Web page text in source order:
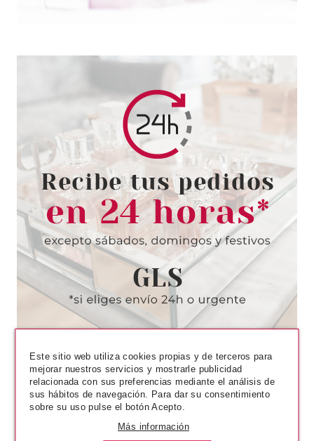
LAURA BIAGIOTTI
LAURA BIAGIOTTI LAURA EDT
25 ML
Pvr 45.00€
-56%
desde
19.95€
LAURA BIAGIOTTI
Este sitio web utiliza cookies propias y de terceros para
mejorar nuestros servicios y mostrarle publicidad
relacionada con sus preferencias mediante el análisis de
sus hábitos de navegación. Para dar su consentimiento
sobre su uso pulse el botón Acepto.
Más información